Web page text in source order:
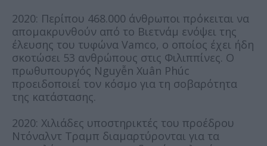
2020: Περίπου 468.000 άνθρωποι πρόκειται να
απομακρυνθούν από το Βιετνάμ ενόψει της
έλευσης του τυφώνα Vamco, ο οποίος έχει ήδη
σκοτώσει 53 ανθρώπους στις Φιλιππίνες. Ο
πρωθυπουργός Nguyễn Xuân Phúc
προειδοποιεί τον κόσμο για τη σοβαρότητα
της κατάστασης.
2020: Χιλιάδες υποστηρικτές του προέδρου
Ντόναλντ Τραμπ διαμαρτύρονται για τα